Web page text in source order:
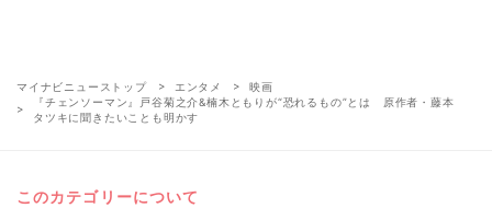
マイナビニューストップ エンタメ
映画
『チェンソーマン』戸谷菊之介&楠木ともりが“恐れるもの”とは 原作者・藤本
タツキに聞きたいことも明かす
このカテゴリーについて